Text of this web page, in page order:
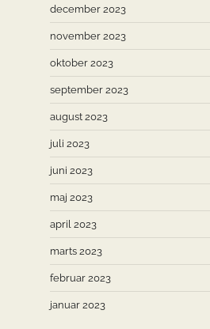
december 2023
november 2023
oktober 2023
september 2023
august 2023
juli 2023
juni 2023
maj 2023
april 2023
marts 2023
februar 2023
januar 2023